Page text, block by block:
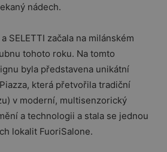
nádech.
SELETTI začala na milánském
tohoto roku. Na tomto
byla představena unikátní
která přetvořila tradiční
v moderní, multisenzorický
a technologii a stala se jednou
lokalit FuoriSalone.